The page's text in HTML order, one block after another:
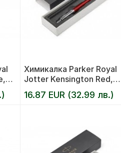
Химикалка Parker Royal
Jotter Kensington Red,
червена
16.87 EUR (32.99 лв.)